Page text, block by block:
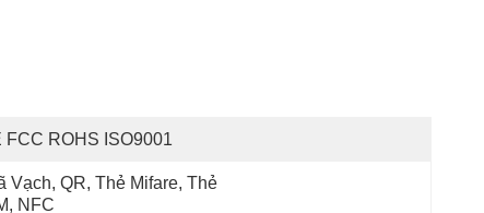
FCC ROHS ISO9001
Vạch, QR, Thẻ Mifare, Thẻ
NFC